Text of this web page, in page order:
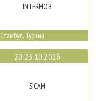
INTERMOB
Стамбул, Турция
20-23.10.2026
SICAM